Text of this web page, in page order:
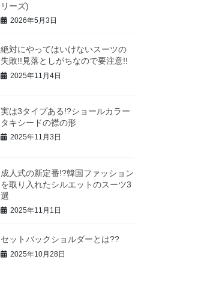
リーズ)
2026年5月3日
絶対にやってはいけないスーツの
失敗!!見落としがちなので要注意!!
2025年11月4日
実は3タイプある!?ショールカラー
タキシードの襟の形
2025年11月3日
成人式の新定番!?韓国ファッション
を取り入れたシルエットのスーツ3
選
2025年11月1日
セットバックショルダーとは??
2025年10月28日